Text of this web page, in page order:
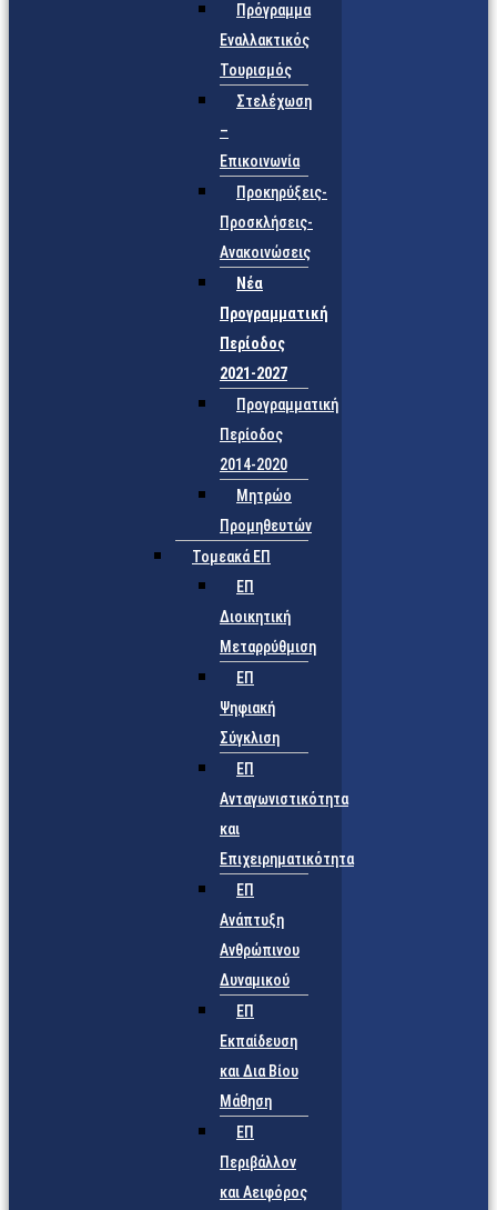
Πρόγραμμα
Εναλλακτικός
Τουρισμός
Στελέχωση
–
Επικοινωνία
Προκηρύξεις-
Προσκλήσεις-
Ανακοινώσεις
Νέα
Προγραμματική
Περίοδος
2021-2027
Προγραμματική
Περίοδος
2014-2020
Μητρώο
Προμηθευτών
Τομεακά ΕΠ
ΕΠ
Διοικητική
Μεταρρύθμιση
ΕΠ
Ψηφιακή
Σύγκλιση
ΕΠ
Ανταγωνιστικότητα
και
Επιχειρηματικότητα
ΕΠ
Ανάπτυξη
Ανθρώπινου
Δυναμικού
ΕΠ
Εκπαίδευση
και Δια Βίου
Μάθηση
ΕΠ
Περιβάλλον
και Αειφόρος